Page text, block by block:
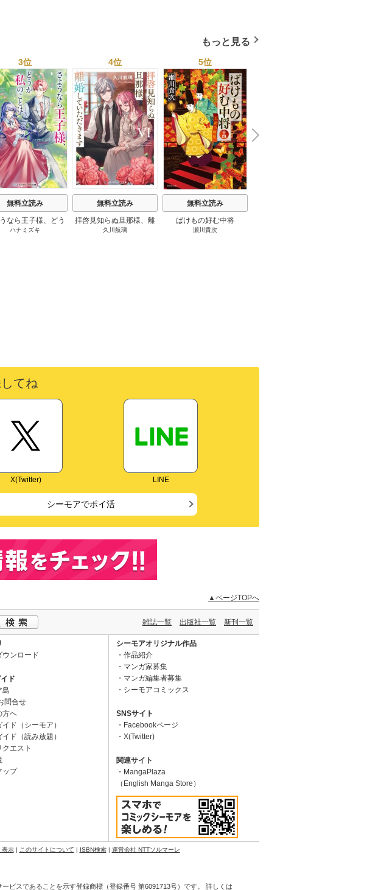
もっと見る
3位
無料立読み
なら王子様、どう
のことは忘れてくだ
ハナミズキ
4位
無料立読み
拝啓見知らぬ旦那様、離
婚していただきます
久川航璃
5位
無料立読み
ばけもの好む中将
瀬川貴次
N
e
x
t
てね
X(Twitter) LINE
シーモアでポイ活
▲ページTOPへ
雑誌一覧 出版社一覧 新刊一覧
ウンロード
ド
島
問合せ
方へ
ド（シーモア）
ド（読み放題）
エスト
ップ
シーモアオリジナル作品
作品紹介
マンガ家募集
マンガ編集者募集
シーモアコミックス
SNSサイト
Facebookページ
X(Twitter)
関連サイト
MangaPlaza
（English Manga Store）
表示| このサイトについて | ISBN検索| 運営会社 NTTソルマーレ
ビスであることを示す登録商標（登録番号 第6091713号）です。 詳しくは